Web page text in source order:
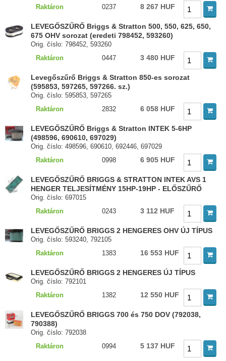
Raktáron
0237 8 267 HUF
LEVEGŐSZŰRŐ Briggs & Stratton 500, 550, 625, 650,
675 OHV sorozat (eredeti 798452, 593260)
Orig. číslo: 798452, 593260
Raktáron
0447 3 480 HUF
Levegőszűrő Briggs & Stratton 850-es sorozat
(595853, 597265, 597266. sz.)
Orig. číslo: 595853, 597265
Raktáron
2832 6 058 HUF
LEVEGŐSZŰRŐ Briggs & Stratton INTEK 5-6HP
(498596, 690610, 697029)
Orig. číslo: 498596, 690610, 692446, 697029
Raktáron
0998 6 905 HUF
LEVEGŐSZŰRŐ BRIGGS & STRATTON INTEK AVS 1
HENGER TELJESÍTMÉNY 15HP-19HP - ELŐSZŰRŐ
Orig. číslo: 697015
Raktáron
0243 3 112 HUF
LEVEGŐSZŰRŐ BRIGGS 2 HENGERES OHV ÚJ TÍPUS
Orig. číslo: 593240, 792105
Raktáron
1383 16 553 HUF
LEVEGŐSZŰRŐ BRIGGS 2 HENGERES ÚJ TÍPUS
Orig. číslo: 792101
Raktáron
1382 12 550 HUF
LEVEGŐSZŰRŐ BRIGGS 700 és 750 DOV (792038,
790388)
Orig. číslo: 792038
Raktáron
0994 5 137 HUF